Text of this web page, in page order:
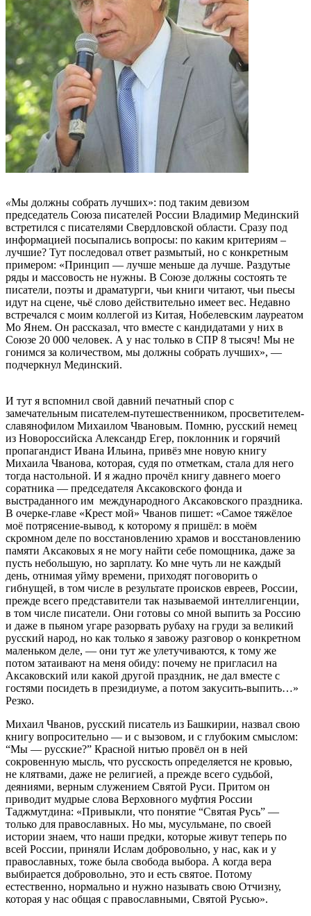
«Мы должны собрать лучших»: под таким девизом
председатель Союза писателей России Владимир Мединский
встретился с писателями Свердловской области. Сразу под
информацией посыпались вопросы: по каким критериям –
лучшие? Тут последовал ответ размытый, но с конкретным
примером: «Принцип — лучше меньше да лучше. Раздутые
ряды и массовость не нужны. В Союзе должны состоять те
писатели, поэты и драматурги, чьи книги читают, чьи пьесы
идут на сцене, чьё слово действительно имеет вес. Недавно
встречался с моим коллегой из Китая, Нобелевским лауреатом
Мо Янем. Он рассказал, что вместе с кандидатами у них в
Союзе 20 000 человек. А у нас только в СПР 8 тысяч! Мы не
гонимся за количеством, мы должны собрать лучших», —
подчеркнул Мединский.
И тут я вспомнил свой давний печатный спор с
замечательным писателем-путешественником, просветителем-
славянофилом Михаилом Чвановым. Помню, русский немец
из Новороссийска Александр Егер, поклонник и горячий
пропагандист Ивана Ильина, привёз мне новую книгу
Михаила Чванова, которая, судя по отметкам, стала для него
тогда настольной. И я жадно прочёл книгу давнего моего
соратника — председателя Аксаковского фонда и
выстраданного им международного Аксаковского праздника.
В очерке-главе «Крест мой» Чванов пишет: «Самое тяжёлое
моё потрясение-вывод, к которому я пришёл: в моём
скромном деле по восстановлению храмов и восстановлению
памяти Аксаковых я не могу найти себе помощника, даже за
пусть небольшую, но зарплату. Ко мне чуть ли не каждый
день, отнимая уйму времени, приходят поговорить о
гибнущей, в том числе в результате происков евреев, России,
прежде всего представители так называемой интеллигенции,
в том числе писатели. Они готовы со мной выпить за Россию
и даже в пьяном угаре разорвать рубаху на груди за великий
русский народ, но как только я завожу разговор о конкретном
маленьком деле, — они тут же улетучиваются, к тому же
потом затаивают на меня обиду: почему не пригласил на
Аксаковский или какой другой праздник, не дал вместе с
гостями посидеть в президиуме, а потом закусить-выпить…»
Резко.
Михаил Чванов, русский писатель из Башкирии, назвал свою
книгу вопросительно — и с вызовом, и с глубоким смыслом:
“Мы — русские?” Красной нитью провёл он в ней
сокровенную мысль, что русскость определяется не кровью,
не клятвами, даже не религией, а прежде всего судьбой,
деяниями, верным служением Святой Руси. Притом он
приводит мудрые слова Верховного муфтия России
Таджмутдина: «Привыкли, что понятие “Святая Русь” —
только для православных. Но мы, мусульмане, по своей
истории знаем, что наши предки, которые живут теперь по
всей России, приняли Ислам добровольно, у нас, как и у
православных, тоже была свобода выбора. А когда вера
выбирается добровольно, это и есть святое. Потому
естественно, нормально и нужно называть свою Отчизну,
которая у нас общая с православными, Святой Русью».